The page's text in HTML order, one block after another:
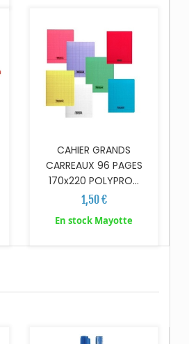
CAHIER GRANDS
CARREAUX 96 PAGES
170x220 POLYPRO...
1,50 €
En stock Mayotte